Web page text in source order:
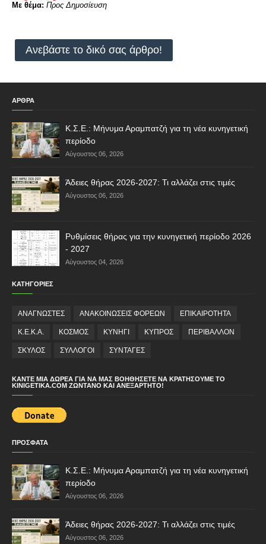
Με θέμα: Προς Δημοσίευση
Ανεβάστε το δικό σας άρθρο!
ΑΡΘΡΑ
Κ.Σ.Ε.: Μήνυμα Αραμπατζή για τη νέα κυνηγετική
περίοδο
Αύγουστος 06, 2026
Άδειες θήρας 2026-2027: Τι αλλάζει στις τιμές
Αύγουστος 06, 2026
Ρυθμίσεις θήρας για την κυνηγετική περίοδο 2026
- 2027
Αύγουστος 04, 2026
ΚΑΤΗΓΟΡΙΕΣ
ΑΝΑΓΝΩΣΤΕΣ ΑΝΑΚΟΙΝΩΣΕΙΣ ΦΟΡΕΩΝ ΕΠΙΚΑΙΡΟΤΗΤΑ
Κ.Ε.Κ.Α. ΚΟΣΜΟΣ ΚΥΝΗΓΙ ΚΥΠΡΟΣ ΠΕΡΙΒΑΛΛΟΝ
ΣΚΥΛΟΣ ΣΥΛΛΟΓΟΙ ΣΥΝΤΑΓΕΣ
ΚΆΝΤΕ ΜΙΑ ΔΩΡΕΆ ΓΙΑ ΝΑ ΜΑΣ ΒΟΗΘΉΣΕΤΕ ΝΑ ΚΡΑΤΉΣΟΥΜΕ ΤΟ
KINIGETIKA.COM ΖΩΝΤΑΝΌ ΚΑΙ ΑΝΕΞΆΡΤΗΤΟ!
ΠΡΟΣΦΑΤΑ
Κ.Σ.Ε.: Μήνυμα Αραμπατζή για τη νέα κυνηγετική
περίοδο
Αύγουστος 06, 2026
Άδειες θήρας 2026-2027: Τι αλλάζει στις τιμές
Αύγουστος 06, 2026